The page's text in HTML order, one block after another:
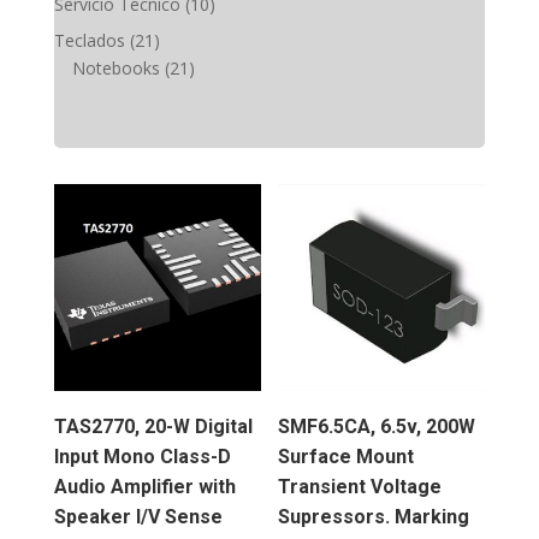
Teclados 21 21
productos
Notebooks 21 21
TAS2770, 20-W Digital
Input Mono Class-D
Audio Amplifier with
Speaker I/V Sense
SMF6.5CA, 6.5v, 200W
Surface Mount
Transient Voltage
Supressors. Marking